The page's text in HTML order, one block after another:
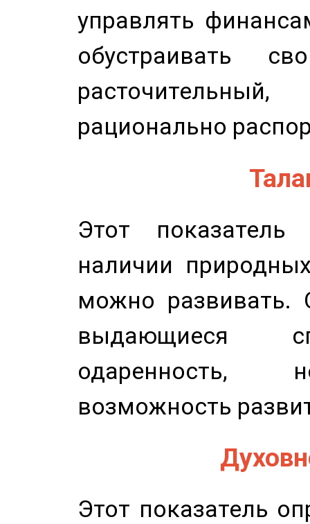
управлять
обустраивать
рационально
Этот показатель
наличии
можно развивать.
выдающиеся
одаренность,
возможность
Этот показатель